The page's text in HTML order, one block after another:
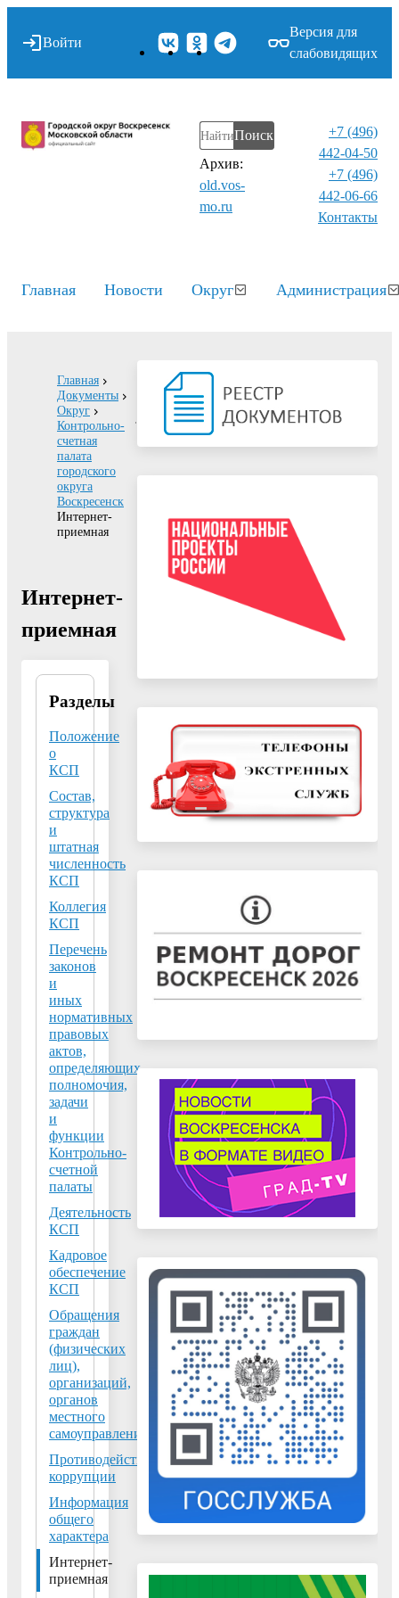
Войти
Версия для
слабовидящих
Поиск
Архив:
old.vos-
mo.ru
+7 (496)
442-04-50
+7 (496)
442-06-66
Контакты⁠
Главная Новости Округ Администрация
Главная
Документы
Округ
Контрольно-
счетная
палата
городского
округа
Воскресенск
Интернет-
приемная
Интернет-
приемная
Разделы
Положение
о
КСП
Состав,
структура
и
штатная
численность
КСП
Коллегия
КСП
Перечень
законов
и
иных
нормативных
правовых
актов,
определяющих
полномочия,
задачи
и
функции
Контрольно-
счетной
палаты
Деятельность
КСП
Кадровое
обеспечение
КСП
Обращения
граждан
(физических
лиц),
организаций,
органов
местного
самоуправления
Противодействие
коррупции
Информация
общего
характера
Интернет-
приемная
палата
городского
округа
Воскресенск
Московской
области
140200,
Воскресенск,
пл. Ленина,
д.3.
Тел:+7 (496)
(496) 441-10-
53
E-mail: vos-
ksp@vos-
mo.ru
Добавить
в
Контрольно-
счетная
палата
городского
округа
Воскресенск
Для
добавления
обращения
необходимо
заполнить
ниже